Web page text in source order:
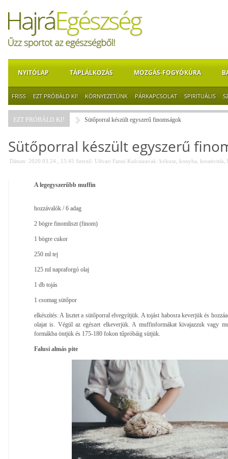
NYITÓLAP TÁPLÁLKOZÁS MOZGÁS-FOGYÓKÚRA
FRISS EZT PRÓBÁLD KI! KÖRNYEZETÜNK PÁRKAPCSOLAT SPIRITUÁLIS
EZT PRÓBÁLD KI! Sütőporral készült egyszerű finomságok
Sütőporral készült egyszerű
Dátum: 2020.03.24., 15:45 Szerző: Udvari Fanni Kulcsszavak: kókusz konyha kreativitás
A legegyszerűbb muffin
hozzávalók / 6 adag
2 bögre finomliszt (finom)
1 bögre cukor
250 ml tej
125 ml napraforgó olaj
1 db tojás
1 csomag sütőpor
elkészítés: A lisztet a sütőporral elvegyítjük. A tojást habosra keverjük és
olajat is. Végül az egészet elkeverjük. A muffinformákat kivajazzuk vagy
formákba öntjük és 175-180 fokon tűpróbáig sütjük.
Falusi almás pite